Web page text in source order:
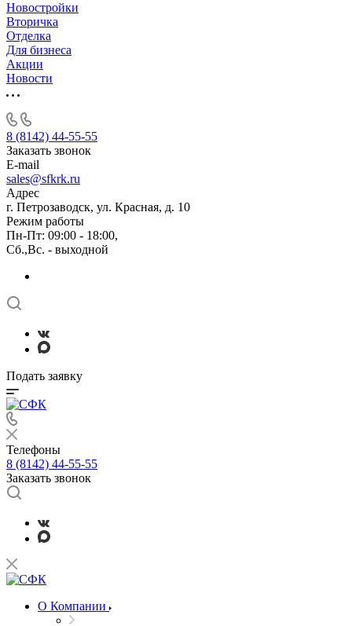
Новостройки
Вторичка
Отделка
Для бизнеса
Акции
Новости
8 (8142) 44-55-55
Заказать звонок
E-mail
sales@sfkrk.ru
Адрес
г. Петрозаводск, ул. Красная, д. 10
Режим работы
Пн-Пт: 09:00 - 18:00,
Сб.,Вс. - выходной
Подать заявку
Телефоны
8 (8142) 44-55-55
Заказать звонок
О Компании